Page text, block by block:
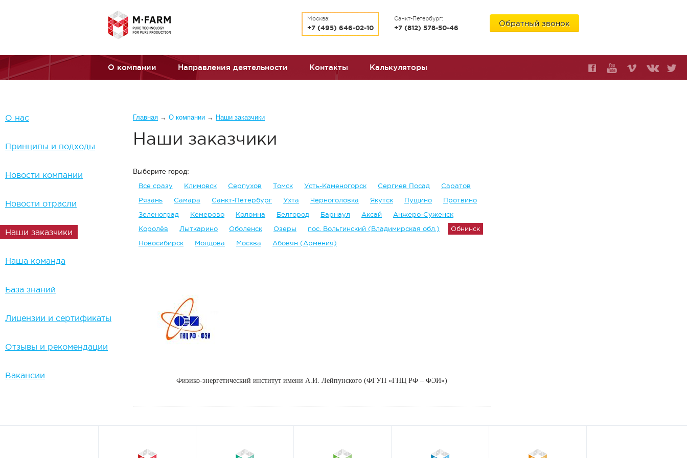
Москва:
+7 (495) 646-02-10
Санкт-Петербург:
+7 (812) 578-50-46
Обратный звонок
О компании Направления деятельности Контакты Калькуляторы
О нас
Принципы и подходы
Новости компании
Новости отрасли
Наши заказчики
Наша команда
База знаний
Лицензии и сертификаты
Отзывы и рекомендации
Вакансии
Вы здесь
Главная → О компании → Наши заказчики
Наши заказчики
Выберите город:
Все сразу Климовск Серпухов Томск Усть-Каменогорск Сергиев Посад
Саратов
Рязань
Самара Санкт-Петербург Ухта Черноголовка Якутск Пущино
Протвино
Зеленоград
Кемерово Коломна Белгород Барнаул Аксай
Анжеро-Суженск
Королёв
Лыткарино Оболенск Озеры пос. Вольгинский (Владимирская обл.)
Обнинск
Новосибирск
Молдова Москва Абовян (Армения)
Физико-энергетический институт имени А.И. Лейпунского (ФГУП «ГНЦ РФ – ФЭИ»)